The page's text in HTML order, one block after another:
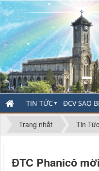
TIN TỨC ▼ ĐCV SAO
Trang nhất Tin Tức
ĐTC Phanicô